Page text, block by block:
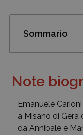
Sommario
Note
Emanuele
a Misano di Gera
da Annibale e